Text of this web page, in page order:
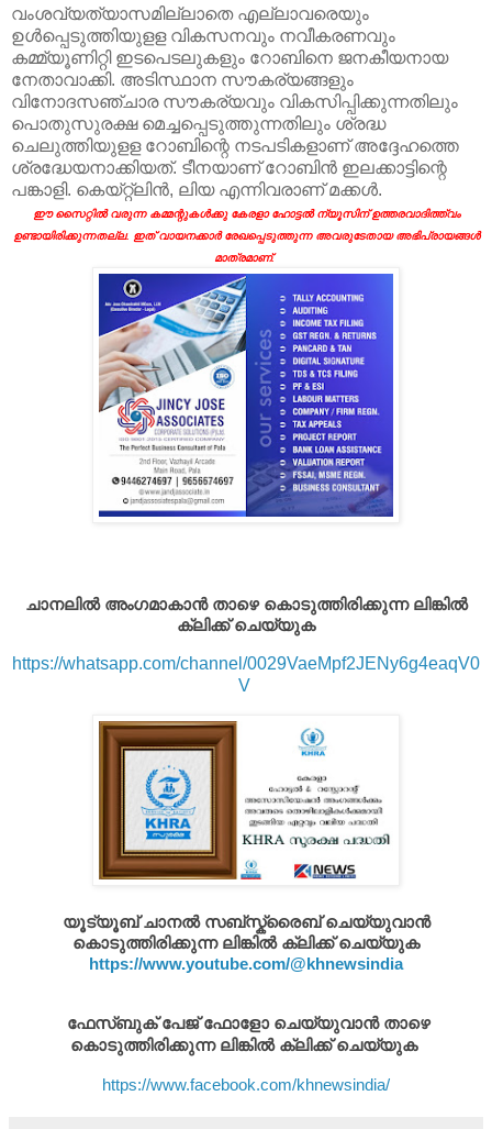
വംശവ്യത്യാസമില്ലാതെ എല്ലാവരെയും
ഉള്‍പ്പെടുത്തിയുളള വികസനവും നവീകരണവും
കമ്മ്യൂണിറ്റി ഇടപെടലുകളും റോബിനെ ജനകീയനായ
നേതാവാക്കി. അടിസ്ഥാന സൗകര്യങ്ങളും
വിനോദസഞ്ചാര സൗകര്യവും വികസിപ്പിക്കുന്നതിലും
പൊതുസുരക്ഷ മെച്ചപ്പെടുത്തുന്നതിലും ശ്രദ്ധ
ചെലുത്തിയുളള റോബിന്റെ നടപടികളാണ് അദ്ദേഹത്തെ
ശ്രദ്ധേയനാക്കിയത്. ടീനയാണ് റോബിന്‍ ഇലക്കാട്ടിന്റെ
പങ്കാളി. കെയ്റ്റ്‌ലിന്‍, ലിയ എന്നിവരാണ് മക്കള്‍.
ഈ സൈറ്റിൽ വരുന്ന കമ്മന്റുകൾക്കു കേരളാ ഹോട്ടൽ ന്യൂസിന് ഉത്തരവാദിത്ത്വം
ഉണ്ടായിരിക്കുന്നതല്ല. ഇത് വായനക്കാർ രേഖപ്പെടുത്തുന്ന അവരുടേതായ അഭിപ്രായങ്ങൾ
മാത്രമാണ്.
ചാനലിൽ അംഗമാകാൻ താഴെ കൊടുത്തിരിക്കുന്ന ലിങ്കിൽ
ക്ലിക്ക് ചെയ്യുക
https://whatsapp.com/channel/0029VaeMpf2JENy6g4eaqV0
V
യൂട്യൂബ് ചാനൽ സബ്സ്ക്രൈബ് ചെയ്യുവാൻ
കൊടുത്തിരിക്കുന്ന ലിങ്കിൽ ക്ലിക്ക് ചെയ്യുക
https://www.youtube.com/@khnewsindia
ഫേസ്ബുക് പേജ് ഫോളോ ചെയ്യുവാൻ താഴെ
കൊടുത്തിരിക്കുന്ന ലിങ്കിൽ ക്ലിക്ക് ചെയ്യുക
https://www.facebook.com/khnewsindia/